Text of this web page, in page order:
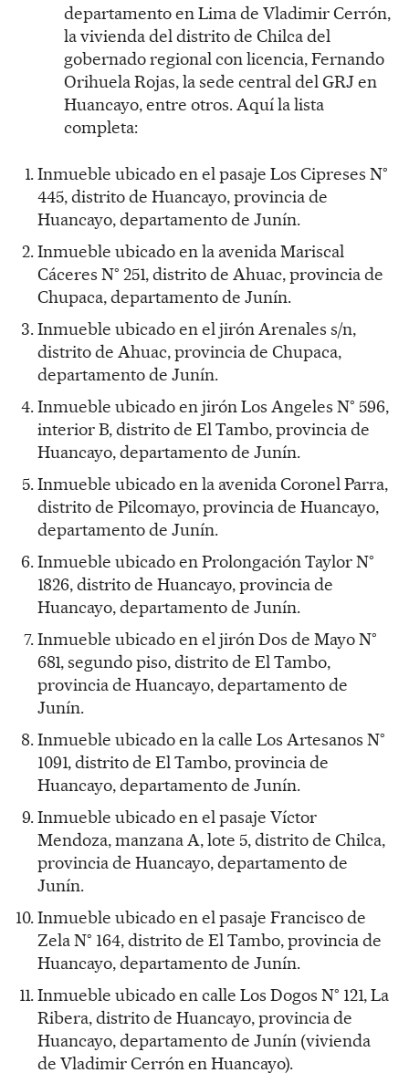
departamento en Lima de Vladimir Cerrón,
la vivienda del distrito de Chilca del
gobernado regional con licencia, Fernando
Orihuela Rojas, la sede central del GRJ en
Huancayo, entre otros. Aquí la lista
completa:
Inmueble ubicado en el pasaje Los Cipreses N°
445, distrito de Huancayo, provincia de
Huancayo, departamento de Junín.
Inmueble ubicado en la avenida Mariscal
Cáceres N° 251, distrito de Ahuac, provincia de
Chupaca, departamento de Junín.
Inmueble ubicado en el jirón Arenales s/n,
distrito de Ahuac, provincia de Chupaca,
departamento de Junín.
Inmueble ubicado en jirón Los Angeles N° 596,
interior B, distrito de El Tambo, provincia de
Huancayo, departamento de Junín.
Inmueble ubicado en la avenida Coronel Parra,
distrito de Pilcomayo, provincia de Huancayo,
departamento de Junín.
Inmueble ubicado en Prolongación Taylor N°
1826, distrito de Huancayo, provincia de
Huancayo, departamento de Junín.
Inmueble ubicado en el jirón Dos de Mayo N°
681, segundo piso, distrito de El Tambo,
provincia de Huancayo, departamento de
Junín.
Inmueble ubicado en la calle Los Artesanos N°
1091, distrito de El Tambo, provincia de
Huancayo, departamento de Junín.
Inmueble ubicado en el pasaje Víctor
Mendoza, manzana A, lote 5, distrito de Chilca,
provincia de Huancayo, departamento de
Junín.
Inmueble ubicado en el pasaje Francisco de
Zela N° 164, distrito de El Tambo, provincia de
Huancayo, departamento de Junín.
Inmueble ubicado en calle Los Dogos N° 121, La
Ribera, distrito de Huancayo, provincia de
Huancayo, departamento de Junín (vivienda
de Vladimir Cerrón en Huancayo).